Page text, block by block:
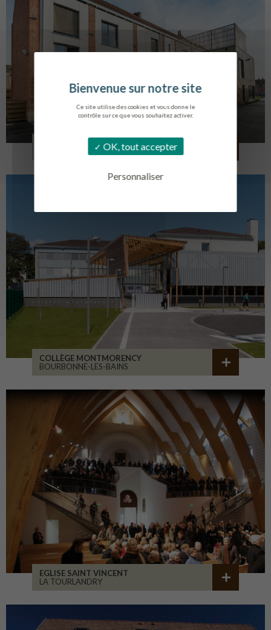
Ce site utilise des cookies et vous donne le
contrôle sur ce que vous souhaitez activer.
OK, tout accepter
Personnaliser
LOG. JEUNES TRAVAILLEURS
COLLÈGE MONTMORENCY
BOURBONNE-LES-BAINS
EGLISE SAINT VINCENT
LA TOURLANDRY